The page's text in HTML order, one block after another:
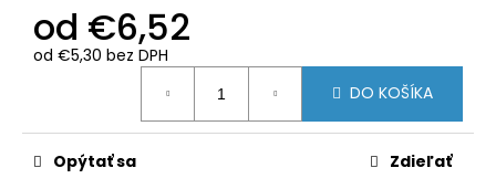
od €6,52
od €5,30 bez DPH
DO KOŠÍKA
Opýtať sa Zdieľať